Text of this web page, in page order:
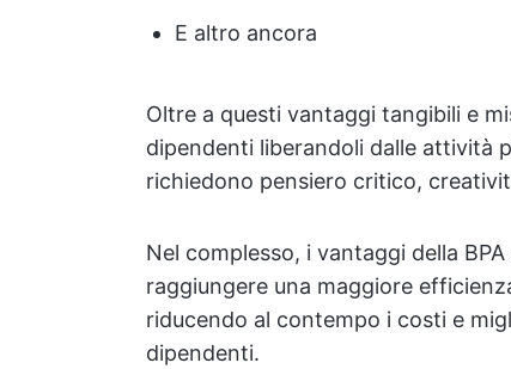
E altro ancora
Oltre a questi vantaggi tangibili e
dipendenti liberandoli dalle attività
richiedono pensiero critico,
Nel complesso, i vantaggi della
raggiungere una maggiore
riducendo al contempo i costi e
dipendenti.